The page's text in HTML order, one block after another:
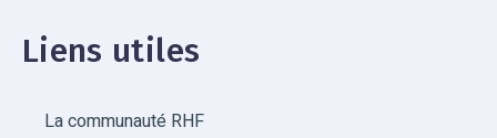
Liens utiles
La communauté RHF